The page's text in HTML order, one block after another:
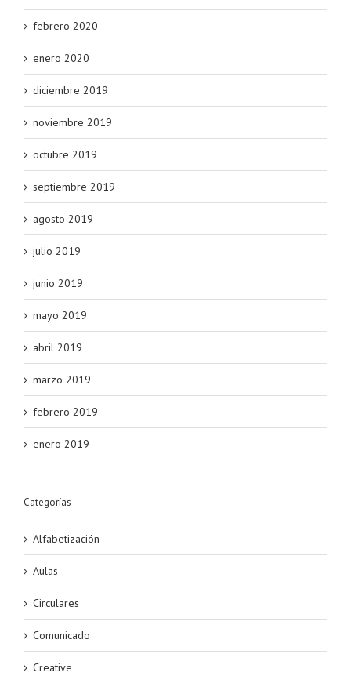
febrero 2020
enero 2020
diciembre 2019
noviembre 2019
octubre 2019
septiembre 2019
agosto 2019
julio 2019
junio 2019
mayo 2019
abril 2019
marzo 2019
febrero 2019
enero 2019
Categorías
Alfabetización
Aulas
Circulares
Comunicado
Creative